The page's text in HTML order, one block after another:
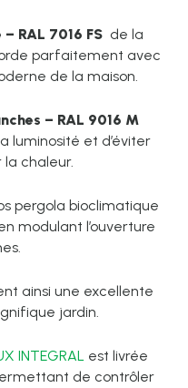
RAL 7016 FS de la
parfaitement avec
de la maison.
– RAL 9016 M
luminosité et d’éviter
la chaleur.
pergola bioclimatique
modulant l’ouverture
ainsi une excellente
jardin.
INTEGRAL est livrée
de contrôler